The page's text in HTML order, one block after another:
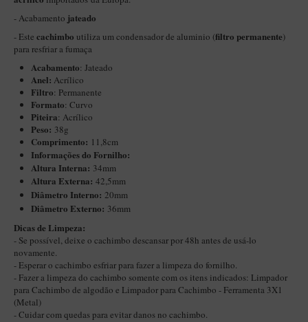
Itália Encerado
Maestro Nacional
Maestro Nacional Encerado
Caboclo - 7 Voltas
Cachimbeco
Churchwarden
Fiore
Giovanni
Jateado
Luiggi
Montana
Mouton
New Rose
New Rose Polido
- Acabamento jateado
- Este cachimbo utiliza um condensador de aluminio (filtro permanente)
para resfriar a fumaça
Acabamento: Jateado
Anel: Acrílico
Filtro: Permanente
Formato: Curvo
Piteira: Acrílico
Peso: 38g
Comprimento: 11,8cm
Informações do Fornilho:
Altura Interna: 34mm
Altura Externa: 42,5mm
Diâmetro Interno: 20mm
Diâmetro Externo: 36mm
Dicas de Limpeza:
- Se possível, deixe o cachimbo descansar por 48h antes de usá-lo
novamente.
- Esperar o cachimbo esfriar para fazer a limpeza do fornilho.
- Fazer a limpeza do cachimbo somente com os itens indicados: Limpador
para Cachimbo de algodão e Limpador para Cachimbo - Ferramenta 3X1
(Metal)
- Cuidar com quedas para evitar danos no cachimbo.